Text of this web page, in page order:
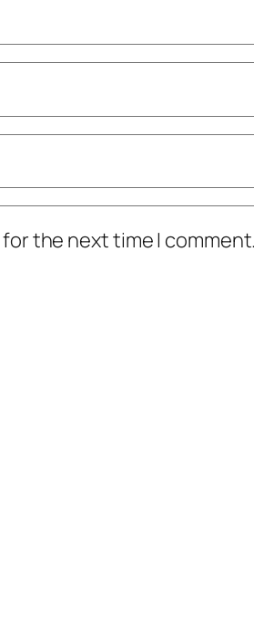
the next time I comment.